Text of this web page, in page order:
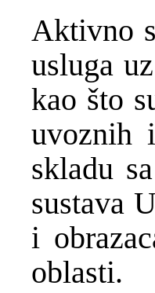
Aktivno
usluga
kao što
uvoznih
skladu
sustava
i
oblasti.